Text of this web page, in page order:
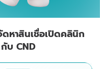
หาสินเชื่อเปิดคลินิก
กับ CND